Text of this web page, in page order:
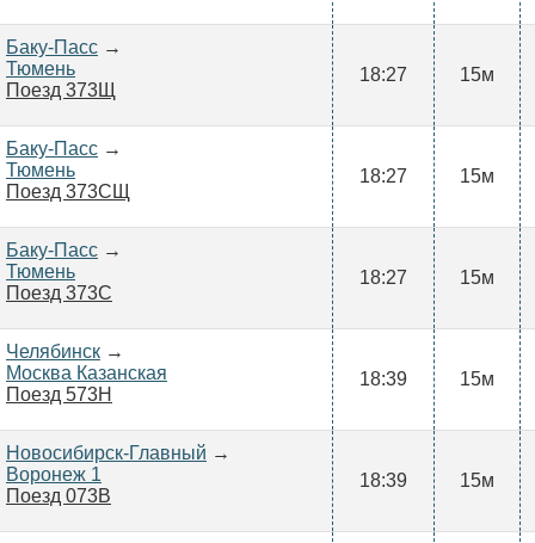
Баку-Пасс →
Тюмень
Поезд 373Щ
18:27 15м
Баку-Пасс →
Тюмень
Поезд 373СЩ
18:27 15м
Баку-Пасс →
Тюмень
Поезд 373С
18:27 15м
Челябинск →
Москва Казанская
Поезд 573Н
18:39 15м
Новосибирск-Главный →
Воронеж 1
Поезд 073В
18:39 15м